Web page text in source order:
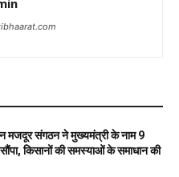
मजदूर संगठन ने मुख्यमंत्री के नाम 9
सौंपा, किसानों की समस्याओं के समाधान की